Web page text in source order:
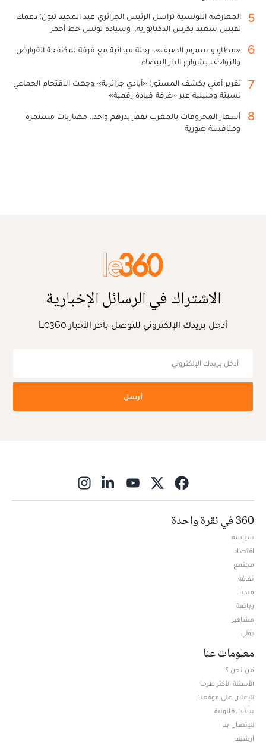
5
المعارضة التونسية تراسل الرئيس الجزائري عبد المجيد تبون: دعمك
لقيس سعيد يكرس الدكتاتورية.. وسيادة تونس خط أحمر
6
«مطارِدو سموم الصيف».. رحلة ميدانية مع فرقة لمكافحة القوارض
والزواحف بشوارع الدار البيضاء
7
تقرير أمني يكشف المستور: «أيادي جزائرية» وجهت الاقتحام الجماعي
لسبتة ومليلية عبر «غرفة قيادة رقمية»
8
أسعار المحروقات بالمغرب تقفز بدرهم واحد.. مضاربات مستمرة
ومنافسة صورية
الاشتراك في الرسائل الإخبارية
أدخل بريدك الإلكتروني للتوصل بآخر الأخبار Le360
أرسل
360 في نقرة واحدة
سياسة
اقتصاد
مجتمع
ثقافة
ميديا
رياضة
مشاهير
دولي
معلومات عنا
من نحن ؟
الأسئلة الأكثر طرحا
للإعلان على موقعنا
بيانات قانونية
للإتصال بنا
أرشيف